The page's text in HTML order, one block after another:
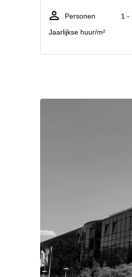
Personen
1 -
Jaarlijkse huur/m²